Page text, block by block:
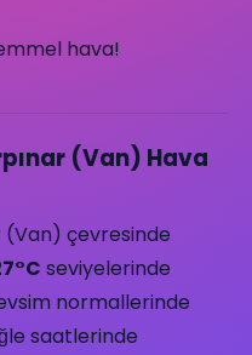
hava!
(Van) Hava
(Van) çevresinde
seviyelerinde
normallerinde
saatlerinde